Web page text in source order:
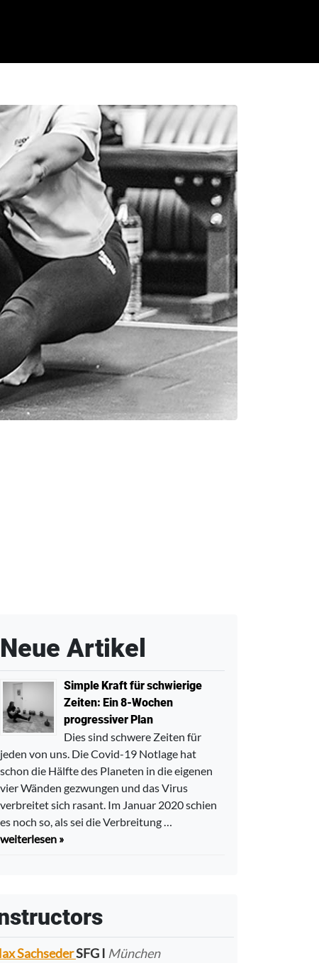
Neue Artikel
Simple Kraft für schwierige
Zeiten: Ein 8-Wochen
progressiver Plan
Dies sind schwere Zeiten für
jeden von uns. Die Covid-19 Notlage hat
schon die Hälfte des Planeten in die eigenen
vier Wänden gezwungen und das Virus
verbreitet sich rasant. Im Januar 2020 schien
es noch so, als sei die Verbreitung …
weiterlesen »
SachsederSFG I München